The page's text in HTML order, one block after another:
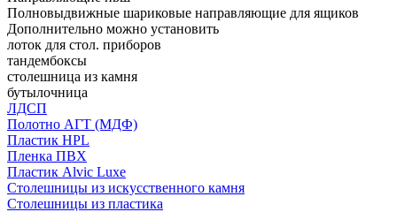
Полновыдвижные шариковые направляющие для ящиков
Дополнительно можно установить
лоток для стол. приборов
тандембоксы
столешница из камня
бутылочница
ЛДСП
Полотно АГТ (МДФ)
Пластик HPL
Пленка ПВХ
Пластик Alvic Luxe
Столешницы из искусственного камня
Столешницы из пластика